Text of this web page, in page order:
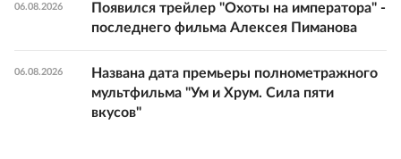
06.08.2026
Появился трейлер "Охоты на императора" -
последнего фильма Алексея Пиманова
06.08.2026
Названа дата премьеры полнометражного
мультфильма "Ум и Хрум. Сила пяти
вкусов"